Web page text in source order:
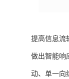
提高信息流
做出智能响
动、单一向